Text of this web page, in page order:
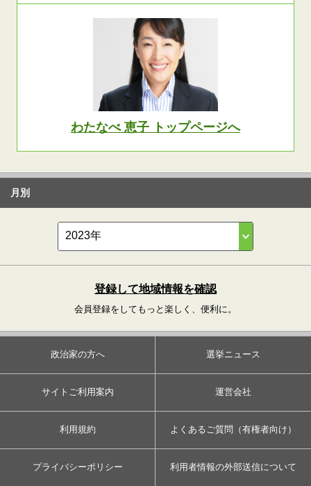
わたなべ 恵子 トップページへ
月別
登録して地域情報を確認
会員登録をしてもっと楽しく、便利に。
政治家の方へ 選挙ニュース
サイトご利用案内 運営会社
利用規約 よくあるご質問（有権者向け）
プライバシーポリシー 利用者情報の外部送信について